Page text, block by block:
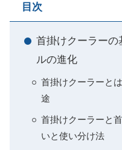
目次
首掛けクーラーの
ルの進化
首掛けクーラーと
途
首掛けクーラーと
いと使い分け法